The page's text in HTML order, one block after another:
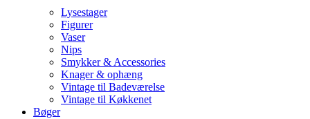
Lysestager
Figurer
Vaser
Nips
Smykker & Accessories
Knager & ophæng
Vintage til Badeværelse
Vintage til Køkkenet
Bøger